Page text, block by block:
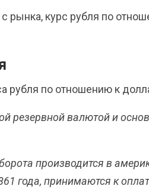
рынка, курс рубля по
рубля по отношению к
резервной валютой и
производится в
года, принимаются к